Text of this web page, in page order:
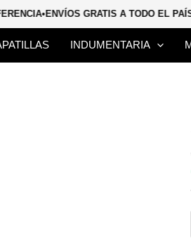
•ENVÍOS GRATIS A TODO EL
INDUMENTARIA